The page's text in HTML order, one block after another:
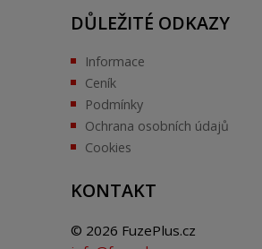
DŮLEŽITÉ ODKAZY
Informace
Ceník
Podmínky
Ochrana osobních údajů
Cookies
KONTAKT
© 2026 FuzePlus.cz